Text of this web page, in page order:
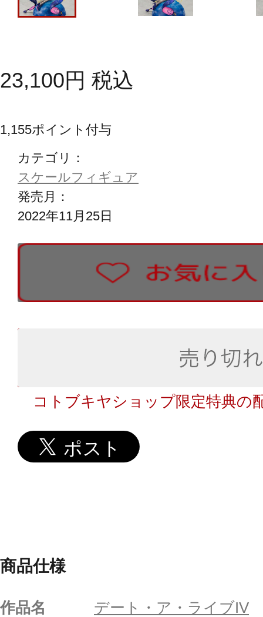
23,100円 税込
1,155ポイント付与
カテゴリ：
スケールフィギュア
発売月：
2022年11月25日
コトブキヤショップ限定特典の
商品仕様
作品名
デート・ア・ライブIV